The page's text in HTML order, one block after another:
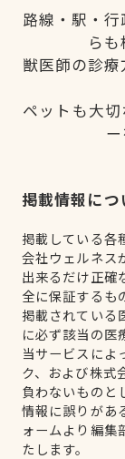
路線・駅・
ら
獣医師の診
ペットも大
掲載情報につ
掲載している各
会社ウェルネス
出来るだけ正確
全に保証するも
掲載されている
に必ず該当の医
当サービスによ
ク、および株式
負わないものと
情報に誤りがあ
ォームより編集
たします。